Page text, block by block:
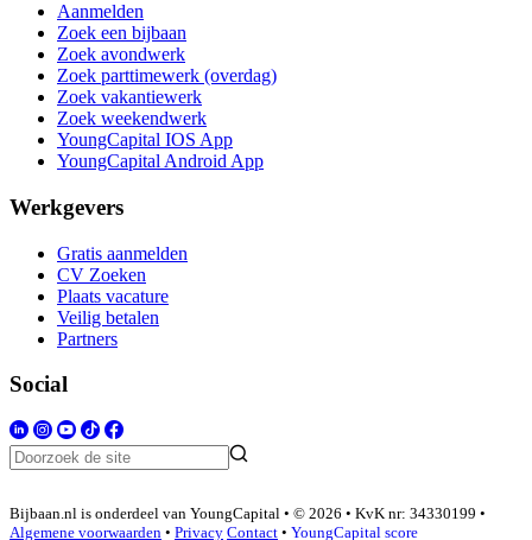
Aanmelden
Zoek een bijbaan
Zoek avondwerk
Zoek parttimewerk (overdag)
Zoek vakantiewerk
Zoek weekendwerk
YoungCapital IOS App
YoungCapital Android App
Werkgevers
Gratis aanmelden
CV Zoeken
Plaats vacature
Veilig betalen
Partners
Social
Bijbaan.nl is onderdeel van YoungCapital • © 2026 • KvK nr: 34330199 •
Algemene voorwaarden • Privacy Contact • YoungCapital score